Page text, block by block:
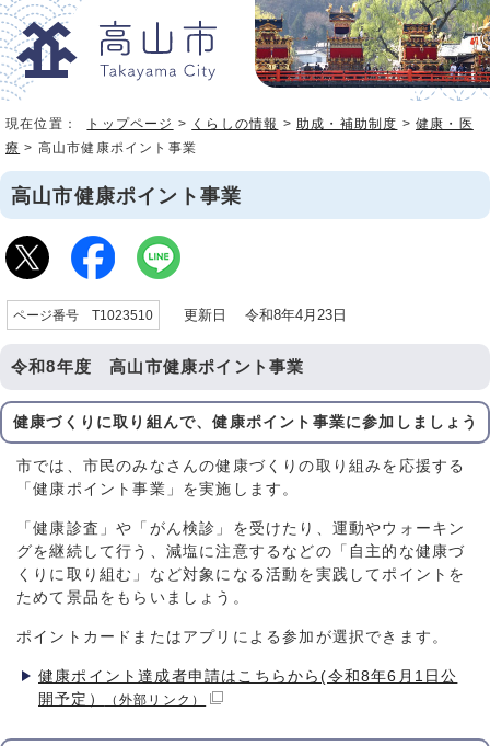
現在位置： トップページ > くらしの情報 >助成・補助制度 >健康・医
療 > 高山市健康ポイント事業
高山市健康ポイント事業
ページ番号 T1023510 更新日 令和8年4月23日
令和8年度 高山市健康ポイント事業
健康づくりに取り組んで、健康ポイント事業に参加しましょう
市では、市民のみなさんの健康づくりの取り組みを応援する
「健康ポイント事業」を実施します。
「健康診査」や「がん検診」を受けたり、運動やウォーキン
グを継続して行う、減塩に注意するなどの「自主的な健康づ
くりに取り組む」など対象になる活動を実践してポイントを
ためて景品をもらいましょう。
ポイントカードまたはアプリによる参加が選択できます。
健康ポイント達成者申請はこちらから(令和8年6月1日公
開予定）
（外部リンク）